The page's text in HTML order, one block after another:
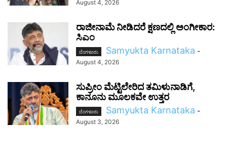
August 4, 2026
ರಾಜೀನಾಮೆ ನೀಡಿದರೆ ಕ್ಷಣದಲ್ಲಿ ಅಂಗೀಕಾರ:
ಸಿಎಂ
ಬೆಂಗಳೂರು Samyukta Karnataka -
August 4, 2026
ಸುಪ್ರೀಂ ಮೆಟ್ಟಿಲೇರಿದ ತಮಿಳುನಾಡಿಗೆ,
ಕಾನೂನು ಮೂಲಕವೇ ಉತ್ತರ
ಬೆಂಗಳೂರು Samyukta Karnataka -
August 3, 2026